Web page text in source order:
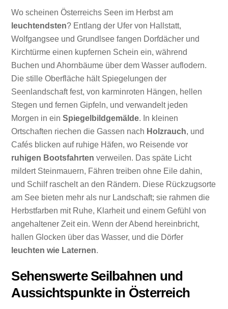
Wo scheinen Österreichs Seen im Herbst am
leuchtendsten? Entlang der Ufer von Hallstatt,
Wolfgangsee und Grundlsee fangen Dorfdächer und
Kirchtürme einen kupfernen Schein ein, während
Buchen und Ahornbäume über dem Wasser auflodern.
Die stille Oberfläche hält Spiegelungen der
Seenlandschaft fest, von karminroten Hängen, hellen
Stegen und fernen Gipfeln, und verwandelt jeden
Morgen in einSpiegelbildgemälde. In kleinen
Ortschaften riechen die Gassen nach Holzrauch, und
Cafés blicken auf ruhige Häfen, wo Reisende vor
ruhigen Bootsfahrten verweilen. Das späte Licht
mildert Steinmauern, Fähren treiben ohne Eile dahin,
und Schilf raschelt an den Rändern. Diese Rückzugsorte
am See bieten mehr als nur Landschaft; sie rahmen die
Herbstfarben mit Ruhe, Klarheit und einem Gefühl von
angehaltener Zeit ein. Wenn der Abend hereinbricht,
hallen Glocken über das Wasser, und die Dörfer
leuchten wie Laternen.
Sehenswerte Seilbahnen und
Aussichtspunkte in Österreich